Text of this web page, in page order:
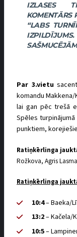
IZLASES
KOMENTĀRS
“LABS
Par 3.vietu
komandu
lai gan pēc trešā
Spēles
punktiem,
Ratiņkērlinga
Rožkova, Agris
Ratiņkērlinga
10:4– Baeka/
13:2– Kačela/
10:5–